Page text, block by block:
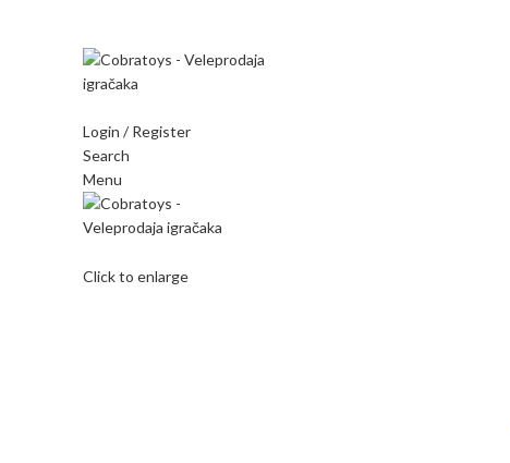
Login / Register
Search
Menu
Click to enlarge